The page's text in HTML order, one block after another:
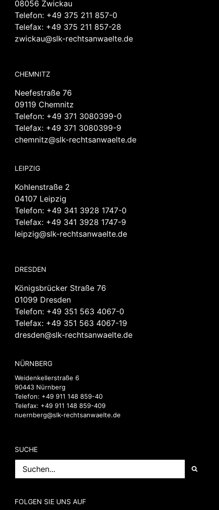
08056 Zwickau
Telefon: +49 375 211 857-0
Telefax: +49 375 211 857-28
zwickau@slk-rechtsanwaelte.de
CHEMNITZ
Neefestraße 76
09119 Chemnitz
Telefon: +49 371 3080399-0
Telefax: +49 371 3080399-9
chemnitz@slk-rechtsanwaelte.de
LEIPZIG
Kohlenstraße 2
04107 Leipzig
Telefon: +49 341 3928 1747-0
Telefax: +49 341 3928 1747-9
leipzig@slk-rechtsanwaelte.de
DRESDEN
Königsbrücker Straße 76
01099 Dresden
Telefon: +49 351 563 4067-0
Telefax: +49 351 563 4067-19
dresden@slk-rechtsanwaelte.de
NÜRNBERG
Weidenkellerstraße 6
90443 Nürnberg
Telefon: +49 911 148 859-40
Telefax: +49 911 148 859-409
nuernberg@slk-rechtsanwaelte.de
SUCHE
nach:
FOLGEN SIE UNS AUF